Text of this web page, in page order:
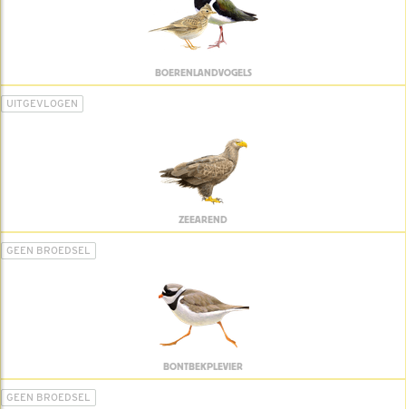
BOERENLANDVOGELS
UITGEVLOGEN
ZEEAREND
GEEN BROEDSEL
BONTBEKPLEVIER
GEEN BROEDSEL